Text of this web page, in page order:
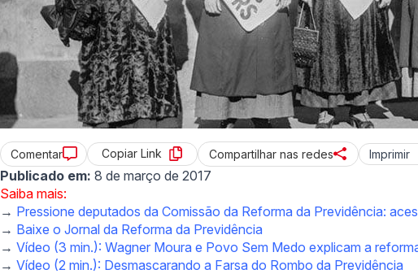
Comentar Copiar Link Compartilhar nas redes Imprimir
Publicado em: 8 de março de 2017
Saiba mais:
→ Pressione deputados da Comissão da Reforma da Previdência:
→ Baixe o Jornal da Reforma da Previdência
→ Vídeo (3 min.): Wagner Moura e Povo Sem Medo explicam a
→Vídeo (2 min.): Desmascarando a Farsa do Rombo da Previdência